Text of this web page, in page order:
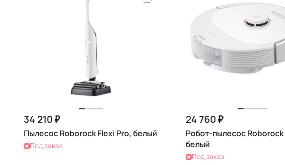
34 210 ₽
Пылесос Roborock Flexi Pro, белый
Под заказ
24 760 ₽
Робот-пылесос Roborock
белый
Под заказ